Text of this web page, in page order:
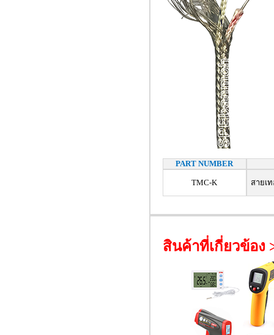
PART NUMBER
TMC-K สายเ
สินค้าที่เกี่ยวข้อง